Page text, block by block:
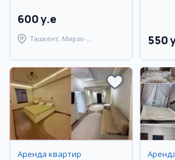
600 y.e
Ташкент, Мирзо-
550
Аренда квартир